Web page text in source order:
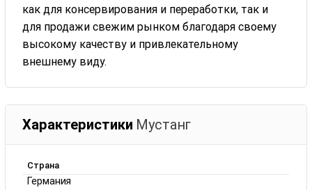
как для консервирования и переработки, так и
для продажи свежим рынком благодаря своему
высокому качеству и привлекательному
внешнему виду.
Характеристики Мустанг
Страна
Германия